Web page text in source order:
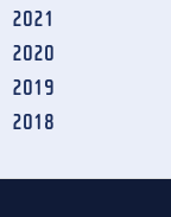
2021
2020
2019
2018